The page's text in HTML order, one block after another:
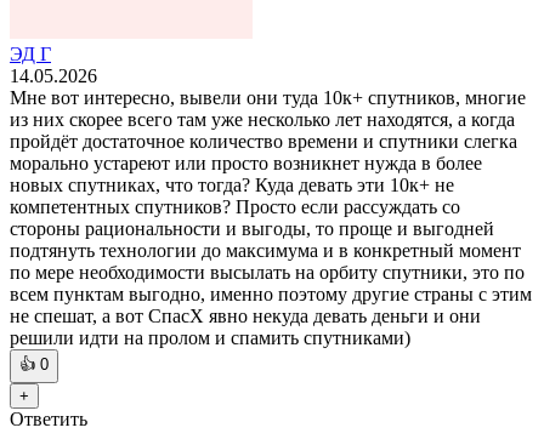
ЭД Г
14.05.2026
Мне вот интересно, вывели они туда 10к+ спутников, многие
из них скорее всего там уже несколько лет находятся, а когда
пройдёт достаточное количество времени и спутники слегка
морально устареют или просто возникнет нужда в более
новых спутниках, что тогда? Куда девать эти 10к+ не
компетентных спутников? Просто если рассуждать со
стороны рациональности и выгоды, то проще и выгодней
подтянуть технологии до максимума и в конкретный момент
по мере необходимости высылать на орбиту спутники, это по
всем пунктам выгодно, именно поэтому другие страны с этим
не спешат, а вот СпасХ явно некуда девать деньги и они
решили идти на пролом и спамить спутниками)
👍 0
+
Ответить